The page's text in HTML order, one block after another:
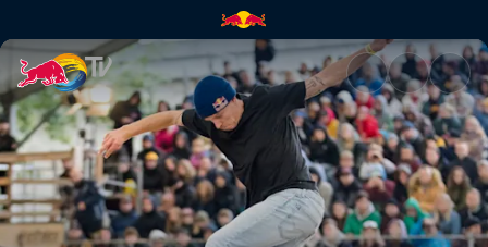
Powtórka z Mystic Sk8 Cup |